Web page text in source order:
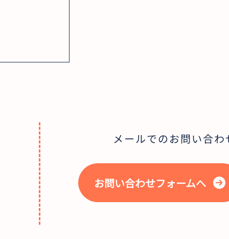
メールでのお問い合わ
お問い合わせフォームへ